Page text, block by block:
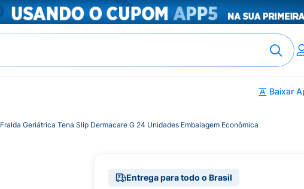
Baixar
Fralda Geriátrica Tena Slip Dermacare G 24 Unidades Embalagem Econômica
Entrega para todo o Brasil